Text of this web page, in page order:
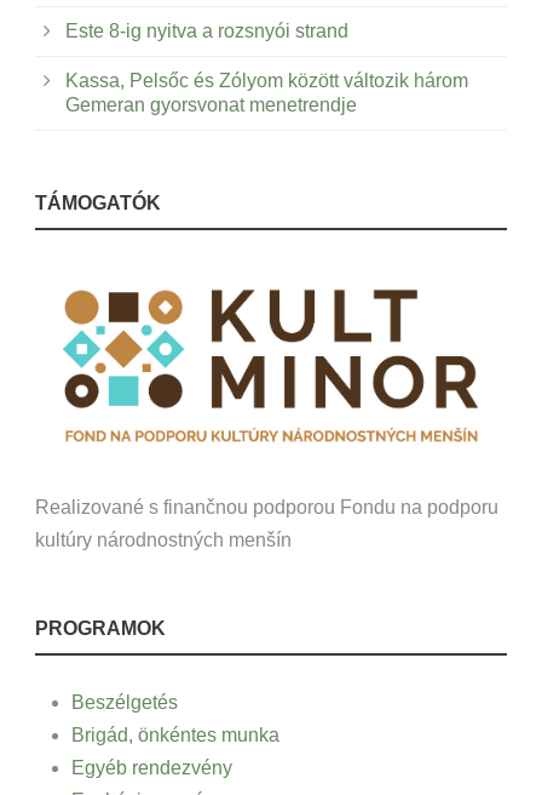
Este 8-ig nyitva a rozsnyói strand
Kassa, Pelsőc és Zólyom között változik három
Gemeran gyorsvonat menetrendje
TÁMOGATÓK
Realizované s finančnou podporou Fondu na podporu
kultúry národnostných menšín
PROGRAMOK
Beszélgetés
Brigád, önkéntes munka
Egyéb rendezvény